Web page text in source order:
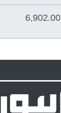
6,902.00